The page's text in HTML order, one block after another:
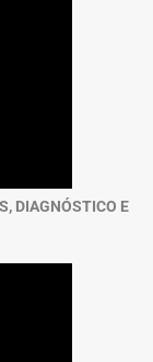
DIAGNÓSTICO E